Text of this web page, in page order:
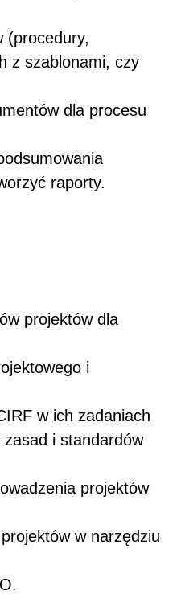
(procedury,
z szablonami, czy
dla procesu
raporty.
projektów dla
i
w ich zadaniach
zasad i standardów
projektów
w narzędziu